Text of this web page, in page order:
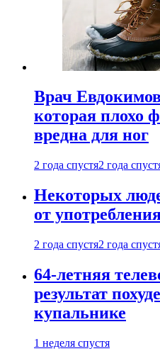
Врач
которая плохо
вредна для ног
2 года спустя2 года
Некоторых
от
2 года спустя2 года
64-летняя
результат
купальнике
1 неделя спустя